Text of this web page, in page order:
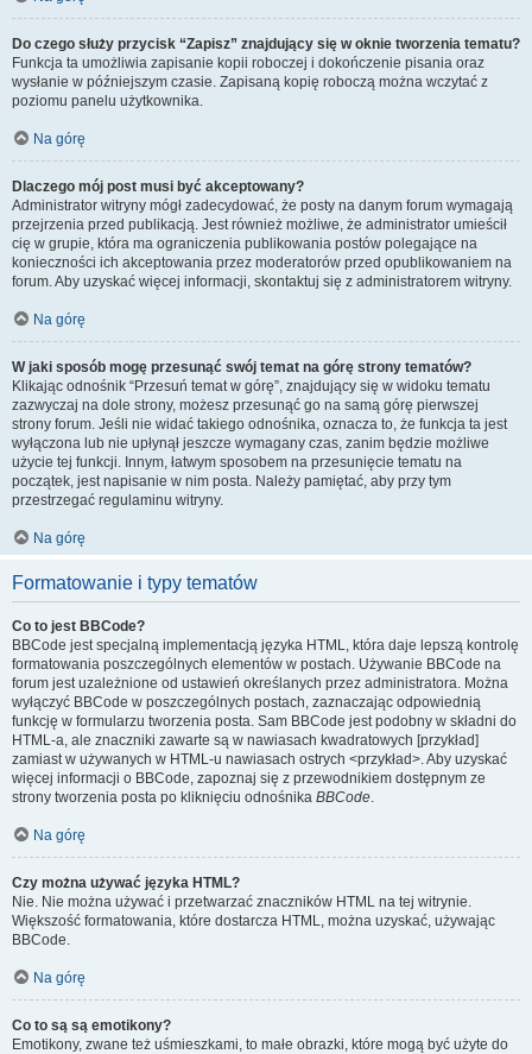
Do czego służy przycisk “Zapisz” znajdujący się w oknie tworzenia tematu?
Funkcja ta umożliwia zapisanie kopii roboczej i dokończenie pisania oraz
wysłanie w późniejszym czasie. Zapisaną kopię roboczą można wczytać z
poziomu panelu użytkownika.
Na górę
Dlaczego mój post musi być akceptowany?
Administrator witryny mógł zadecydować, że posty na danym forum wymagają
przejrzenia przed publikacją. Jest również możliwe, że administrator umieścił
cię w grupie, która ma ograniczenia publikowania postów polegające na
konieczności ich akceptowania przez moderatorów przed opublikowaniem na
forum. Aby uzyskać więcej informacji, skontaktuj się z administratorem witryny.
Na górę
W jaki sposób mogę przesunąć swój temat na górę strony tematów?
Klikając odnośnik “Przesuń temat w górę”, znajdujący się w widoku tematu
zazwyczaj na dole strony, możesz przesunąć go na samą górę pierwszej
strony forum. Jeśli nie widać takiego odnośnika, oznacza to, że funkcja ta jest
wyłączona lub nie upłynął jeszcze wymagany czas, zanim będzie możliwe
użycie tej funkcji. Innym, łatwym sposobem na przesunięcie tematu na
początek, jest napisanie w nim posta. Należy pamiętać, aby przy tym
przestrzegać regulaminu witryny.
Na górę
Formatowanie i typy tematów
Co to jest BBCode?
BBCode jest specjalną implementacją języka HTML, która daje lepszą kontrolę
formatowania poszczególnych elementów w postach. Używanie BBCode na
forum jest uzależnione od ustawień określanych przez administratora. Można
wyłączyć BBCode w poszczególnych postach, zaznaczając odpowiednią
funkcję w formularzu tworzenia posta. Sam BBCode jest podobny w składni do
HTML-a, ale znaczniki zawarte są w nawiasach kwadratowych [przykład]
zamiast w używanych w HTML-u nawiasach ostrych <przykład>. Aby uzyskać
więcej informacji o BBCode, zapoznaj się z przewodnikiem dostępnym ze
strony tworzenia posta po kliknięciu odnośnika BBCode.
Na górę
Czy można używać języka HTML?
Nie. Nie można używać i przetwarzać znaczników HTML na tej witrynie.
Większość formatowania, które dostarcza HTML, można uzyskać, używając
BBCode.
Na górę
Co to są są emotikony?
Emotikony, zwane też uśmieszkami, to małe obrazki, które mogą być użyte do